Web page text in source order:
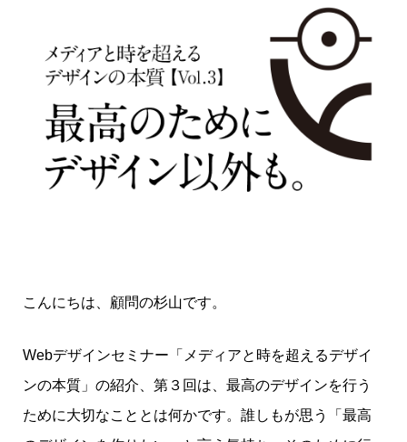
こんにちは、顧問の杉山です。
Webデザインセミナー「メディアと時を超えるデザイ
ンの本質」の紹介、第３回は、最高のデザインを行う
ために大切なこととは何かです。誰しもが思う「最高